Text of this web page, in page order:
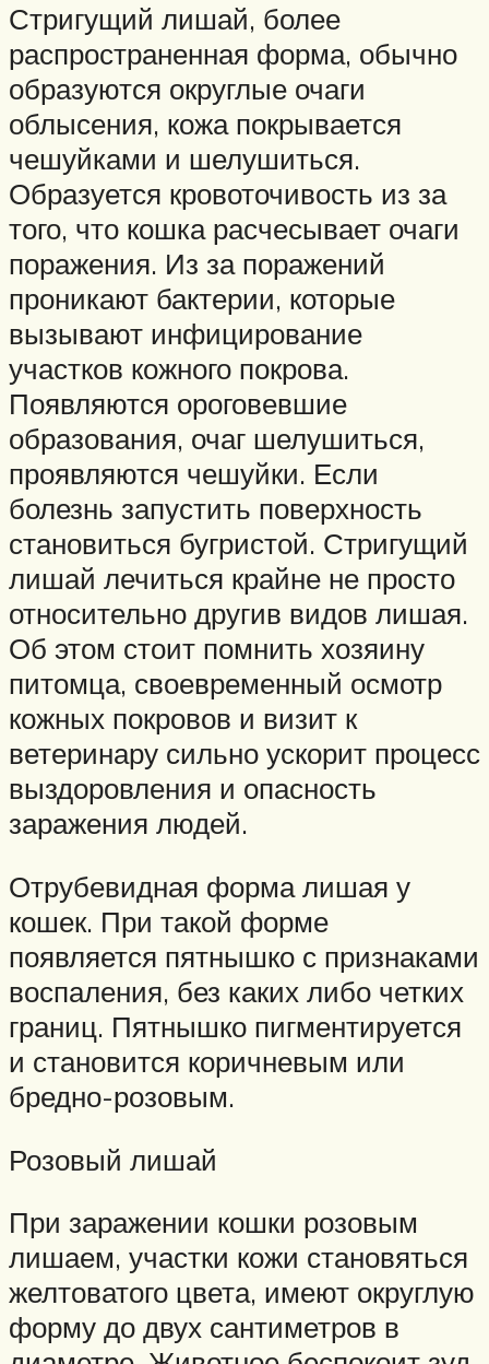
Стригущий лишай, более
распространенная форма, обычно
образуются округлые очаги
облысения, кожа покрывается
чешуйками и шелушиться.
Образуется кровоточивость из за
того, что кошка расчесывает очаги
поражения. Из за поражений
проникают бактерии, которые
вызывают инфицирование
участков кожного покрова.
Появляются ороговевшие
образования, очаг шелушиться,
проявляются чешуйки. Если
болезнь запустить поверхность
становиться бугристой. Стригущий
лишай лечиться крайне не просто
относительно другив видов лишая.
Об этом стоит помнить хозяину
питомца, своевременный осмотр
кожных покровов и визит к
ветеринару сильно ускорит процесс
выздоровления и опасность
заражения людей.
Отрубевидная форма лишая у
кошек. При такой форме
появляется пятнышко с признаками
воспаления, без каких либо четких
границ. Пятнышко пигментируется
и становится коричневым или
бредно-розовым.
Розовый лишай
При заражении кошки розовым
лишаем, участки кожи становяться
желтоватого цвета, имеют округлую
форму до двух сантиметров в